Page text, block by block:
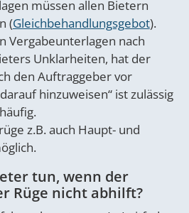
müssen allen Bietern
(Gleichbehandlungsgebot).
Vergabeunterlagen nach
Unklarheiten, hat der
den Auftraggeber vor
darauf hinzuweisen“ ist zulässig
z.B. auch Haupt- und
tun, wenn der
Rüge nicht abhilft?